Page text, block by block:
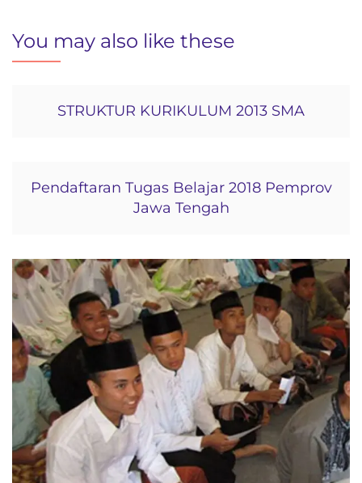
You may also like these
STRUKTUR KURIKULUM 2013 SMA
Pendaftaran Tugas Belajar 2018 Pemprov
Jawa Tengah